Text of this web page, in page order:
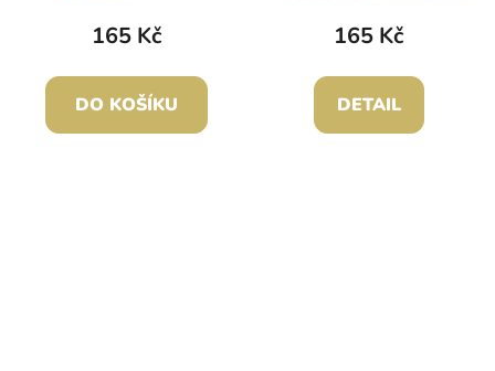
165 Kč
DO KOŠÍKU
165 Kč
DETAIL